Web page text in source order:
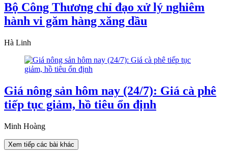
Bộ Công Thương chỉ đạo xử lý nghiêm
hành vi găm hàng xăng dầu
Hà Linh
Giá nông sản hôm nay (24/7): Giá cà phê
tiếp tục giảm, hồ tiêu ổn định
Minh Hoàng
Xem tiếp các bài khác